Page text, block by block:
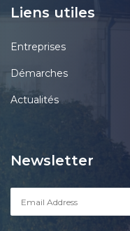
Liens utiles
Entreprises
Démarches
Actualités
Newsletter